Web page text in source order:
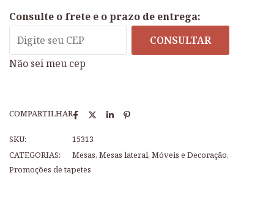
Consulte o frete e o prazo de entrega:
CONSULTAR
Não sei meu cep
COMPARTILHAR
SKU:
15313
CATEGORIAS:
Mesas, Mesas lateral, Móveis e Decoração,
Promoções de tapetes